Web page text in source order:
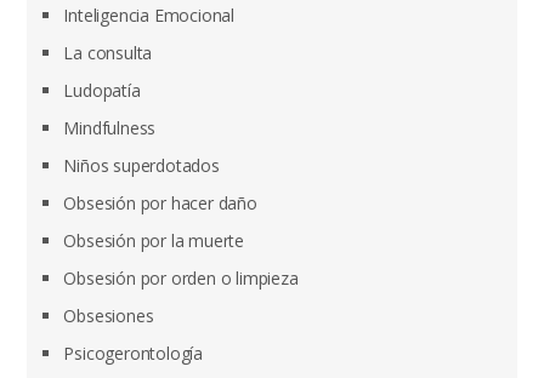
Inteligencia Emocional
La consulta
Ludopatía
Mindfulness
Niños superdotados
Obsesión por hacer daño
Obsesión por la muerte
Obsesión por orden o limpieza
Obsesiones
Psicogerontología